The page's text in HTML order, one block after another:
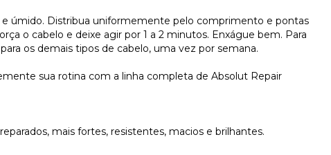
e úmido. Distribua uniformemente pelo comprimento e pontas
o cabelo e deixe agir por 1 a 2 minutos. Enxágue bem. Para
os demais tipos de cabelo, uma vez por semana.
sua rotina com a linha completa de Absolut Repair
mais fortes, resistentes, macios e brilhantes.